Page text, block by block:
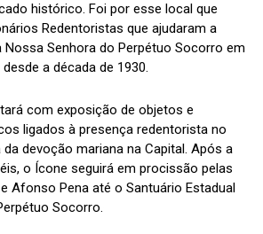
histórico. Foi por esse local que
Redentoristas que ajudaram a
Nossa Senhora do Perpétuo Socorro em
a década de 1930.
com exposição de objetos e
ligados à presença redentorista no
devoção mariana na Capital. Após a
o Ícone seguirá em procissão pelas
Afonso Pena até o Santuário Estadual
Socorro.